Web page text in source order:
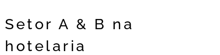
Setor A & B na
hotelaria